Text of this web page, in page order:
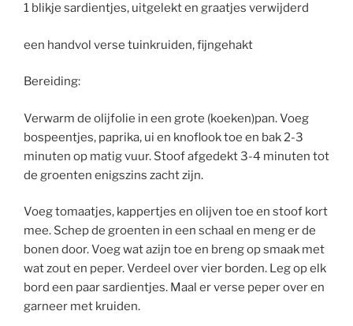
1 blikje sardientjes, uitgelekt en graatjes verwijderd
een handvol verse tuinkruiden, fijngehakt
Bereiding:
Verwarm de olijfolie in een grote (koeken)pan. Voeg
bospeentjes, paprika, ui en knoflook toe en bak 2-3
minuten op matig vuur. Stoof afgedekt 3-4 minuten tot
de groenten enigszins zacht zijn.
Voeg tomaatjes, kappertjes en olijven toe en stoof kort
mee. Schep de groenten in een schaal en meng er de
bonen door. Voeg wat azijn toe en breng op smaak met
wat zout en peper. Verdeel over vier borden. Leg op elk
bord een paar sardientjes. Maal er verse peper over en
garneer met kruiden.